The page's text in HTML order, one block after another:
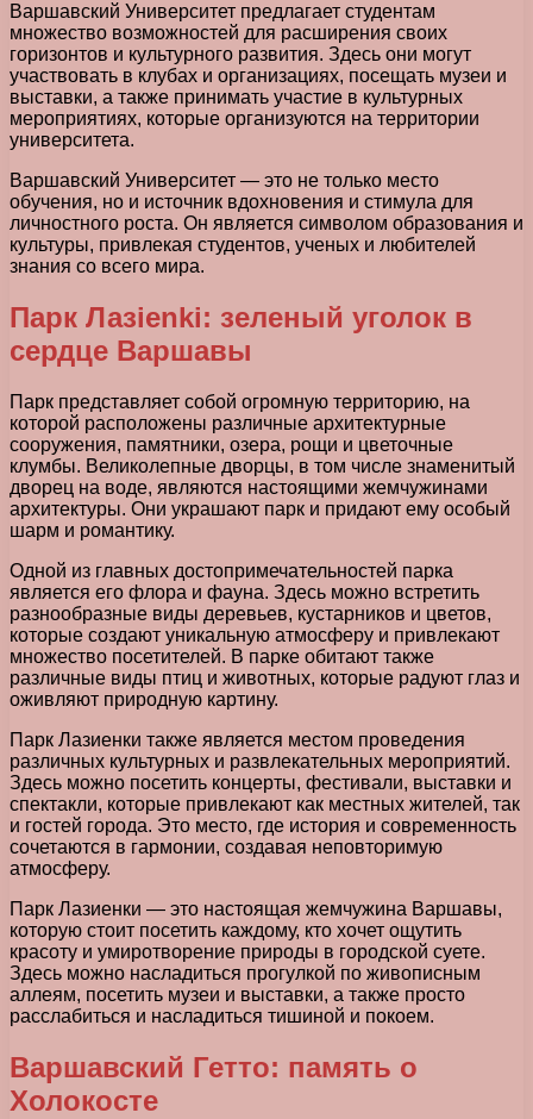
Варшавский Университет предлагает студентам
множество возможностей для расширения своих
горизонтов и культурного развития. Здесь они могут
участвовать в клубах и организациях, посещать музеи и
выставки, а также принимать участие в культурных
мероприятиях, которые организуются на территории
университета.
Варшавский Университет — это не только место
обучения, но и источник вдохновения и стимула для
личностного роста. Он является символом образования и
культуры, привлекая студентов, ученых и любителей
знания со всего мира.
Парк Лазienki: зеленый уголок в
сердце Варшавы
Парк представляет собой огромную территорию, на
которой расположены различные архитектурные
сооружения, памятники, озера, рощи и цветочные
клумбы. Великолепные дворцы, в том числе знаменитый
дворец на воде, являются настоящими жемчужинами
архитектуры. Они украшают парк и придают ему особый
шарм и романтику.
Одной из главных достопримечательностей парка
является его флора и фауна. Здесь можно встретить
разнообразные виды деревьев, кустарников и цветов,
которые создают уникальную атмосферу и привлекают
множество посетителей. В парке обитают также
различные виды птиц и животных, которые радуют глаз и
оживляют природную картину.
Парк Лазиенки также является местом проведения
различных культурных и развлекательных мероприятий.
Здесь можно посетить концерты, фестивали, выставки и
спектакли, которые привлекают как местных жителей, так
и гостей города. Это место, где история и современность
сочетаются в гармонии, создавая неповторимую
атмосферу.
Парк Лазиенки — это настоящая жемчужина Варшавы,
которую стоит посетить каждому, кто хочет ощутить
красоту и умиротворение природы в городской суете.
Здесь можно насладиться прогулкой по живописным
аллеям, посетить музеи и выставки, а также просто
расслабиться и насладиться тишиной и покоем.
Варшавский Гетто: память о
Холокосте